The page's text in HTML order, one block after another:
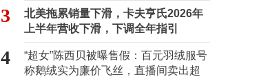
3
北美拖累销量下滑，卡夫亨氏2026年
上半年营收下滑，下调全年指引
4
“超女”陈西贝被曝售假：百元羽绒服号
称鹅绒实为廉价飞丝，直播间卖出超